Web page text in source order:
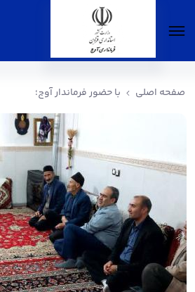
صفحه اصلی با حضور فرماندار آوج؛